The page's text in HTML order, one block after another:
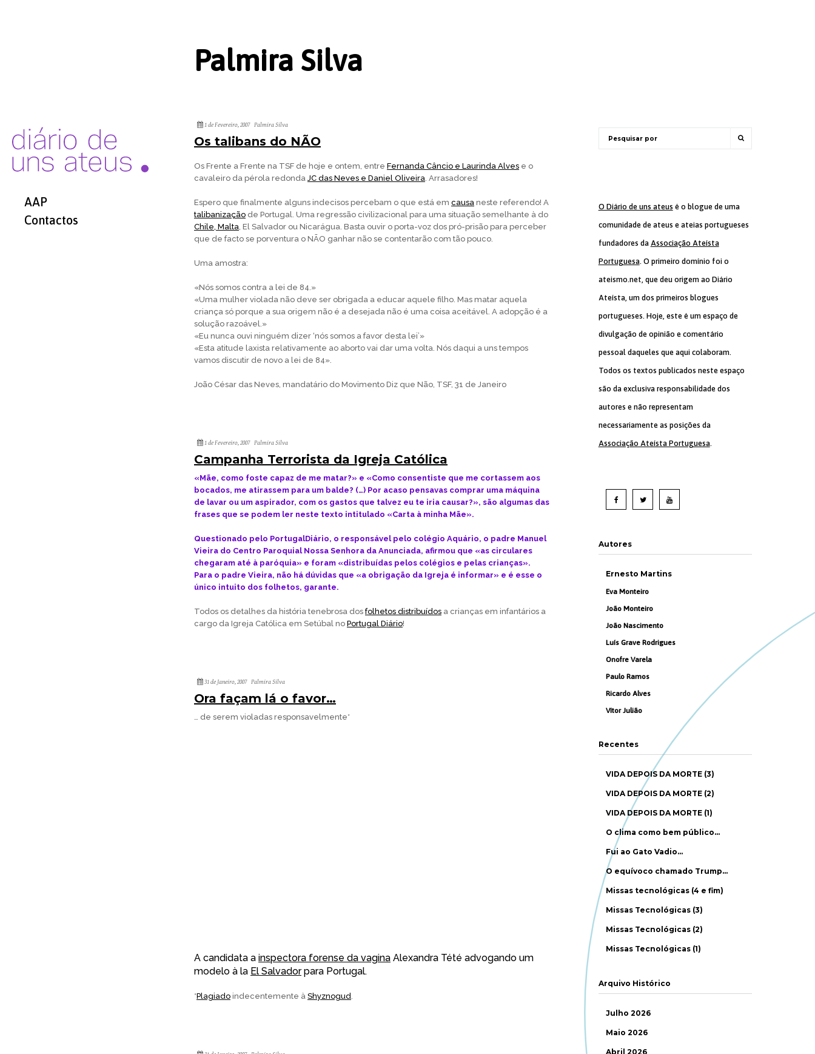
AAP
Contactos
Palmira Silva
1 de Fevereiro, 2007 Palmira Silva
Os talibans do NÃO
Os Frente a Frente na TSF de hoje e ontem, entre Fernanda Câncio e Laurinda Alves e o
cavaleiro da pérola redonda JC das Neves e Daniel Oliveira. Arrasadores!
Espero que finalmente alguns indecisos percebam o que está em causa neste referendo! A
talibanização de Portugal. Uma regressão civilizacional para uma situação semelhante à do
Chile, Malta, El Salvador ou Nicarágua. Basta ouvir o porta-voz dos pró-prisão para perceber
que de facto se porventura o NÃO ganhar não se contentarão com tão pouco.
Uma amostra:
«Nós somos contra a lei de 84.»
«Uma mulher violada não deve ser obrigada a educar aquele filho. Mas matar aquela
criança só porque a sua origem não é a desejada não é uma coisa aceitável. A adopção é a
solução razoável.»
«Eu nunca ouvi ninguém dizer ‘nós somos a favor desta lei’»
«Esta atitude laxista relativamente ao aborto vai dar uma volta. Nós daqui a uns tempos
vamos discutir de novo a lei de 84».
João César das Neves, mandatário do Movimento Diz que Não, TSF, 31 de Janeiro
1 de Fevereiro, 2007 Palmira Silva
Campanha Terrorista da Igreja Católica
«Mãe, como foste capaz de me matar?» e «Como consentiste que me cortassem aos
bocados, me atirassem para um balde? (…) Por acaso pensavas comprar uma máquina
de lavar ou um aspirador, com os gastos que talvez eu te iria causar?», são algumas das
frases que se podem ler neste texto intitulado «Carta à minha Mãe».
Questionado pelo PortugalDiário, o responsável pelo colégio Aquário, o padre Manuel
Vieira do Centro Paroquial Nossa Senhora da Anunciada, afirmou que «as circulares
chegaram até à paróquia» e foram «distribuídas pelos colégios e pelas crianças».
Para o padre Vieira, não há dúvidas que «a obrigação da Igreja é informar» e é esse o
único intuito dos folhetos, garante.
Todos os detalhes da história tenebrosa dosfolhetos distribuídos a crianças em infantários a
cargo da Igreja Católica em Setúbal no Portugal Diário!
31 de Janeiro, 2007 Palmira Silva
Ora façam lá o favor…
… de serem violadas responsavelmente*
A candidata a inspectora forense da vagina Alexandra Tété advogando um
modelo à la El Salvadorpara Portugal.
*Plagiado indecentemente à Shyznogud.
O Diário de uns ateus é o blogue de uma
comunidade de ateus e ateias portugueses
fundadores da Associação Ateísta
Portuguesa. O primeiro domínio foi o
ateismo.net, que deu origem ao Diário
Ateísta, um dos primeiros blogues
portugueses. Hoje, este é um espaço de
divulgação de opinião e comentário
pessoal daqueles que aqui colaboram.
Todos os textos publicados neste espaço
são da exclusiva responsabilidade dos
autores e não representam
necessariamente as posições da
Associação Ateísta Portuguesa.
Autores
Ernesto Martins
Eva Monteiro
João Monteiro
João Nascimento
Luís Grave Rodrigues
Onofre Varela
Paulo Ramos
Ricardo Alves
Vítor Julião
Recentes
VIDA DEPOIS DA MORTE (3)
VIDA DEPOIS DA MORTE (2)
VIDA DEPOIS DA MORTE (1)
O clima como bem público…
Fui ao Gato Vadio…
O equívoco chamado Trump…
Missas tecnológicas (4 e fim)
Missas Tecnológicas (3)
Missas Tecnológicas (2)
Missas Tecnológicas (1)
Arquivo Histórico
Julho 2026
Maio 2026
Abril 2026